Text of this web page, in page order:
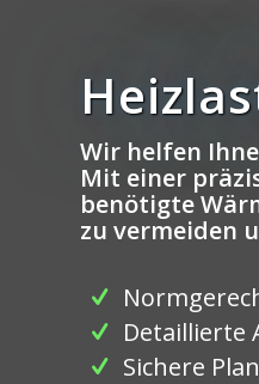
Wir helfen
Mit einer
benötigte
zu vermeiden
Detaillierte
Sichere